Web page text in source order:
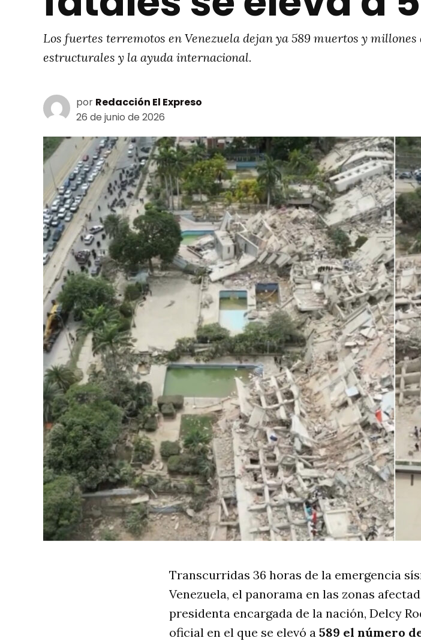
Los fuertes terremotos en Venezuela dejan ya 589 muertos y
estructurales y la ayuda internacional.
por Redacción El Expreso
26 de junio de 2026
Transcurridas 36 horas de la emergencia
Venezuela, el panorama en las zonas
presidenta encargada de la nación, Delcy
oficial en el que se elevó a 589 el número